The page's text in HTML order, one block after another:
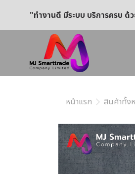
"ทำงานดี มีระบบ บริการครบ ด้
หน้าแรก สินค้าทั้ง